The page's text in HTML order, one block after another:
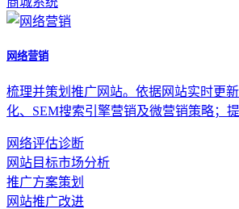
网络营销
梳理并策划推广网站。依据网站实时更
化、SEM搜索引擎营销及微营销策略；
网络评估诊断
网站目标市场分析
推广方案策划
网站推广改进